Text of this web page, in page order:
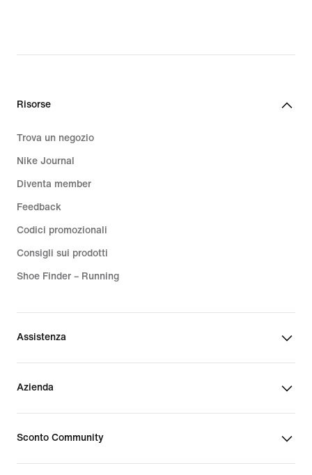
Risorse
Trova un negozio
Nike Journal
Diventa member
Feedback
Codici promozionali
Consigli sui prodotti
Shoe Finder – Running
Assistenza
Azienda
Sconto Community